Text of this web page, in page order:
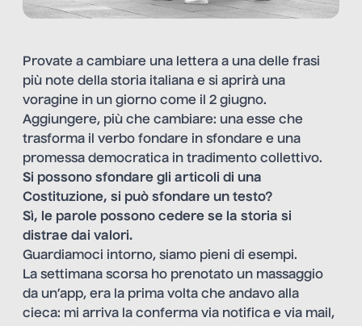
Provate a cambiare una lettera a una delle frasi
più note della storia italiana e si aprirà una
voragine in un giorno come il 2 giugno.
Aggiungere, più che cambiare: una esse che
trasforma il verbo fondare in sfondare e una
promessa democratica in tradimento collettivo.
Si possono sfondare gli articoli di una
Costituzione, si può sfondare un testo?
Sì, le parole possono cedere se la storia si
distrae dai valori.
Guardiamoci intorno, siamo pieni di esempi.
La settimana scorsa ho prenotato un massaggio
da un’app, era la prima volta che andavo alla
cieca: mi arriva la conferma via notifica e via mail,